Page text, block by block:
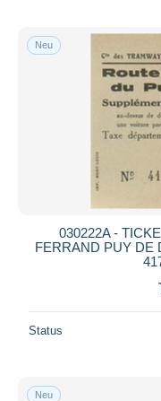
Neu
030222A -
FERRAND PUY DE
Status
Neu